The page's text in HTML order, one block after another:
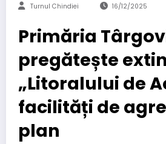
Turnul Chindiei 16/12/2025
Primăria
pregătește
„Litoralului de
facilități de
plan